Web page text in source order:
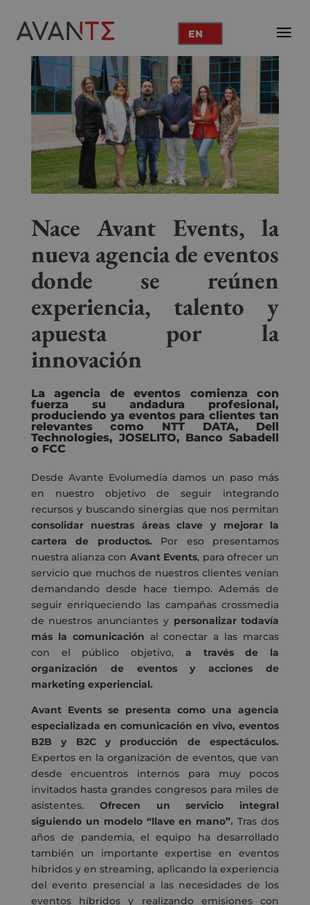
EN
Nace Avant Events, la
nueva agencia de eventos
donde se reúnen
experiencia, talento y
apuesta por la
innovación
La agencia de eventos comienza con
fuerza su andadura profesional,
produciendo ya eventos para clientes tan
relevantes como NTT DATA, Dell
Technologies, JOSELITO, Banco Sabadell
o FCC
Desde Avante Evolumedia damos un paso más
en nuestro objetivo de seguir integrando
recursos y buscando sinergias que nos permitan
consolidar nuestras áreas clave y mejorar la
cartera de productos. Por eso presentamos
nuestra alianza con Avant Events, para ofrecer un
servicio que muchos de nuestros clientes venían
demandando desde hace tiempo. Además de
seguir enriqueciendo las campañas crossmedia
de nuestros anunciantes y personalizar todavía
más la comunicación al conectar a las marcas
con el público objetivo, a través de la
organización de eventos y acciones de
marketing experiencial.
Avant Events se presenta como una agencia
especializada en comunicación en vivo, eventos
B2B y B2C y producción de espectáculos.
Expertos en la organización de eventos, que van
desde encuentros internos para muy pocos
invitados hasta grandes congresos para miles de
asistentes. Ofrecen un servicio integral
siguiendo un modelo “llave en mano”. Tras dos
años de pandemia, el equipo ha desarrollado
también un importante expertise en eventos
híbridos y en streaming, aplicando la experiencia
del evento presencial a las necesidades de los
eventos híbridos y realizando emisiones con